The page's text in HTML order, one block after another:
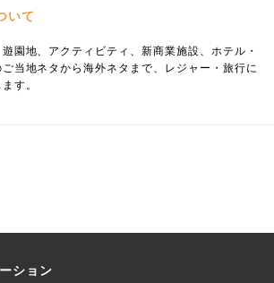
いて
園地、アクティビティ、新商業施設、ホテル・
当地ネタから海外ネタまで、レジャー・旅行に
す。
ション